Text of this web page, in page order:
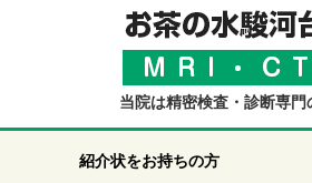
当院は精密検査・診断専門
紹介状をお持ちの方